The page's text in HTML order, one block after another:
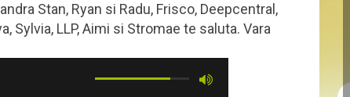
Stan, Ryan si Radu, Frisco, Deepcentral,
Sylvia, LLP, Aimi si Stromae te saluta. Vara